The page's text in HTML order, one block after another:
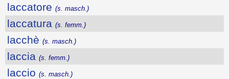
laccatore (s. masch.)
laccatura (s. femm.)
lacchè (s. masch.)
laccia (s. femm.)
laccio (s. masch.)